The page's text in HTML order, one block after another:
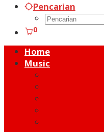
Pencarian
0
Home
Music